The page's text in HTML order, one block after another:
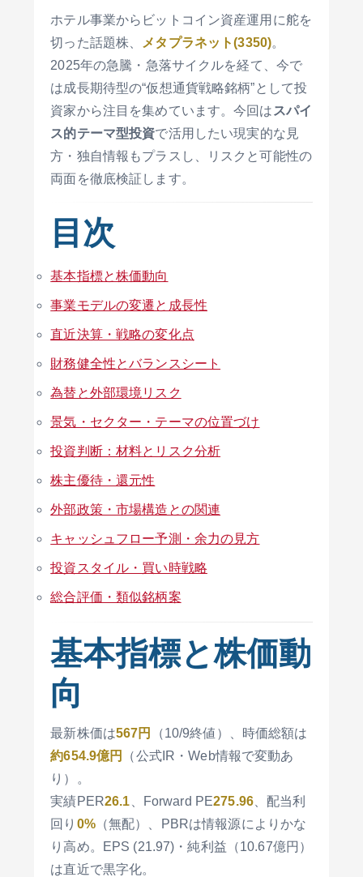
ホテル事業からビットコイン資産運用に舵を
切った話題株、
メタプラネット(3350)。
2025年の急騰・急落サイクルを経て、今で
は成長期待型の“仮想通貨戦略銘柄”として投
資家から注目を集めています。今回は スパイ
ス的テーマ型投資で活用したい現実的な見
方・独自情報もプラスし、リスクと可能性の
両面を徹底検証します。
目次
基本指標と株価動向
事業モデルの変遷と成長性
直近決算・戦略の変化点
財務健全性とバランスシート
為替と外部環境リスク
景気・セクター・テーマの位置づけ
投資判断：材料とリスク分析
株主優待・還元性
外部政策・市場構造との関連
キャッシュフロー予測・余力の見方
投資スタイル・買い時戦略
総合評価・類似銘柄案
基本指標と株価動
向
最新株価は567円
（10/9終値）、時価総額は
約654.9億円
（公式IR・Web情報で変動あ
り）。
実績PER26.1 、Forward PE275.96、配当利
回り 0%（無配）、PBRは情報源によりかな
り高め。EPS (21.97)・純利益（10.67億円）
は直近で黒字化。